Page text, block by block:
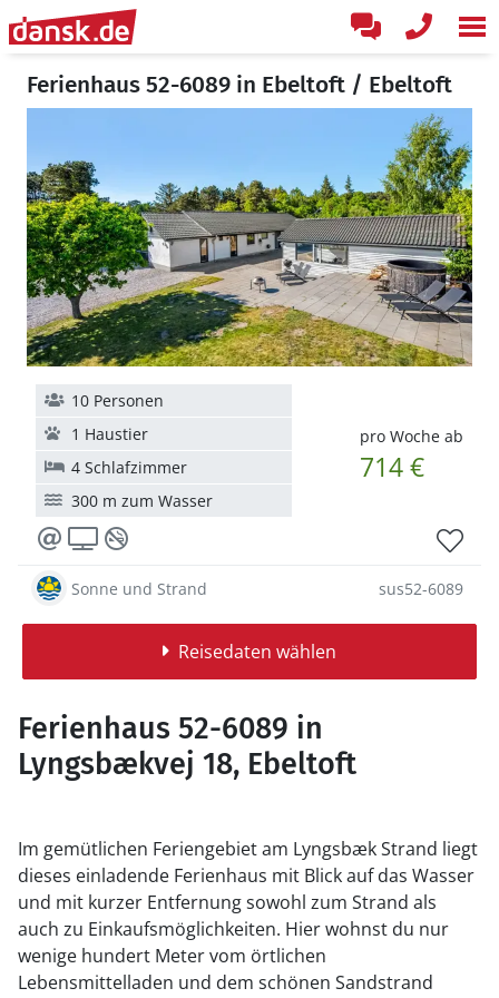
Ferienhaus 52-6089 in Ebeltoft / Ebeltoft
pro Woche ab
714 €
10 Personen
1 Haustier
4 Schlafzimmer
300 m zum Wasser
Sonne und Strand sus52-6089
Reisedaten wählen
Ferienhaus 52-6089 in
Lyngsbækvej 18, Ebeltoft
Im gemütlichen Feriengebiet am Lyngsbæk Strand liegt
dieses einladende Ferienhaus mit Blick auf das Wasser
und mit kurzer Entfernung sowohl zum Strand als
auch zu Einkaufsmöglichkeiten. Hier wohnst du nur
wenige hundert Meter vom örtlichen
Lebensmittelladen und dem schönen Sandstrand